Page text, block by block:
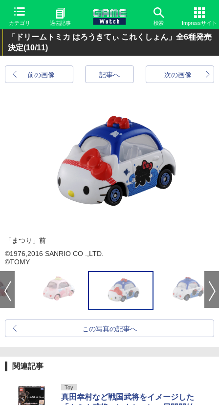
カテゴリ 過去記事 検索 Impressサイト
「ドリームトミカ はろうきてぃ これくしょん」全6種発売
決定(10/11)
前の画像 次の画像
記事へ
「まつり」前
©1976,2016 SANRIO CO .,LTD.
©TOMY
この写真の記事へ
関連記事
Toy
真田幸村など戦国武将をイメージした